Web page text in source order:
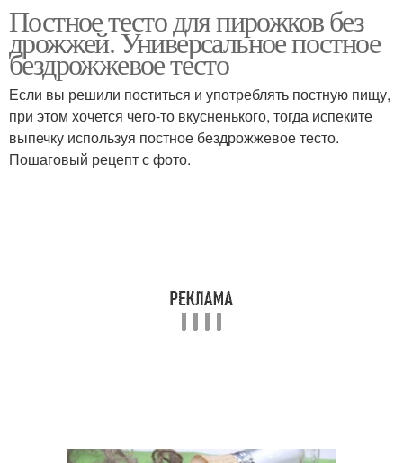
масле
Постное тесто для пирожков без
дрожжей. Универсальное постное
бездрожжевое тесто
Если вы решили поститься и употреблять постную пищу,
при этом хочется чего-то вкусненького, тогда испеките
выпечку используя постное бездрожжевое тесто.
Пошаговый рецепт с фото.